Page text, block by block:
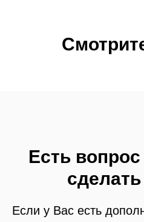
Есть
сделать
Если у Вас есть